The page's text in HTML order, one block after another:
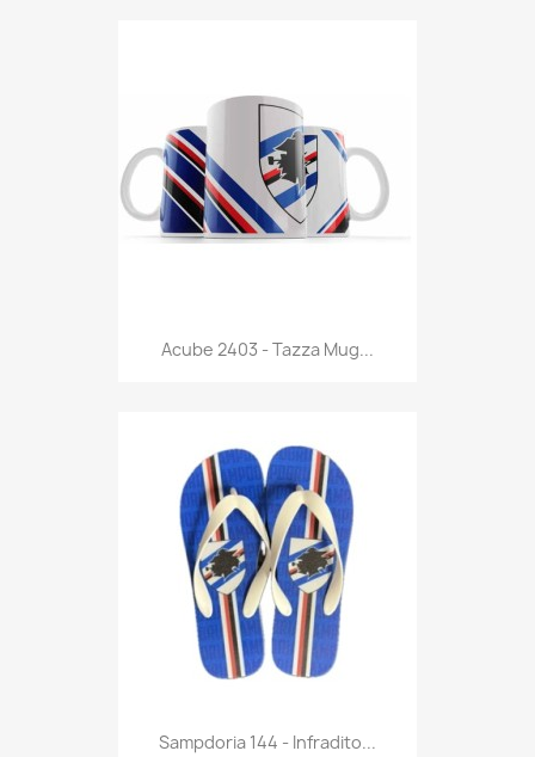
Anteprima
Acube 2403 - Tazza Mug...
Anteprima
Sampdoria 144 - Infradito...